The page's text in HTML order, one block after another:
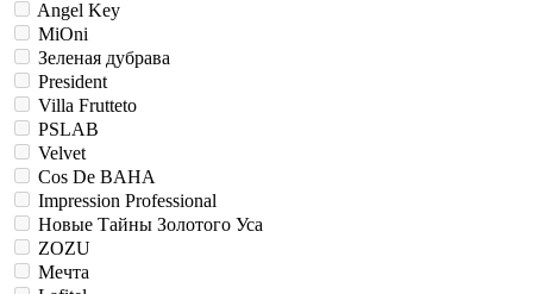
Angel Key
MiOni
Зеленая дубрава
President
Villa Frutteto
PSLAB
Velvet
Cos De BAHA
Impression Professional
Новые Тайны Золотого Уса
ZOZU
Мечта